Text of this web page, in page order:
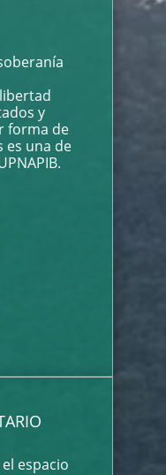
y
forma de
es una de
espacio